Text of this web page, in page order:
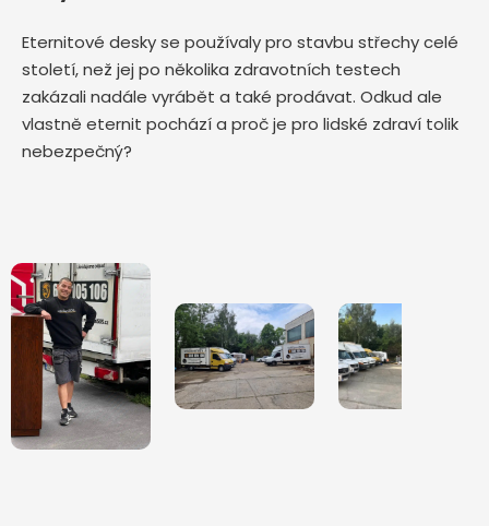
Eternitové desky se používaly pro stavbu střechy celé
století, než jej po několika zdravotních testech
zakázali nadále vyrábět a také prodávat. Odkud ale
vlastně eternit pochází a proč je pro lidské zdraví tolik
nebezpečný?